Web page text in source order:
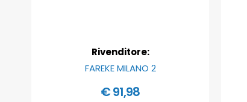
Rivenditore:
FAREKE MILANO 2
€ 91,98